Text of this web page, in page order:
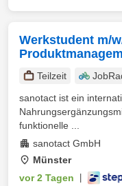
Werkstudent m/
Teilzeit
sanotact ist ein
funktionelle ...
sanotact GmbH
Münster
vor 2 Tagen